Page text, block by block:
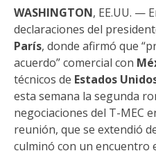
WASHINGTON, EE.UU. —
declaraciones del
París, donde afirmó que
acuerdo” comercial con
técnicos de Estados
esta semana la segunda
negociaciones del T-MEC
reunión, que se extendió
culminó con un encuentro